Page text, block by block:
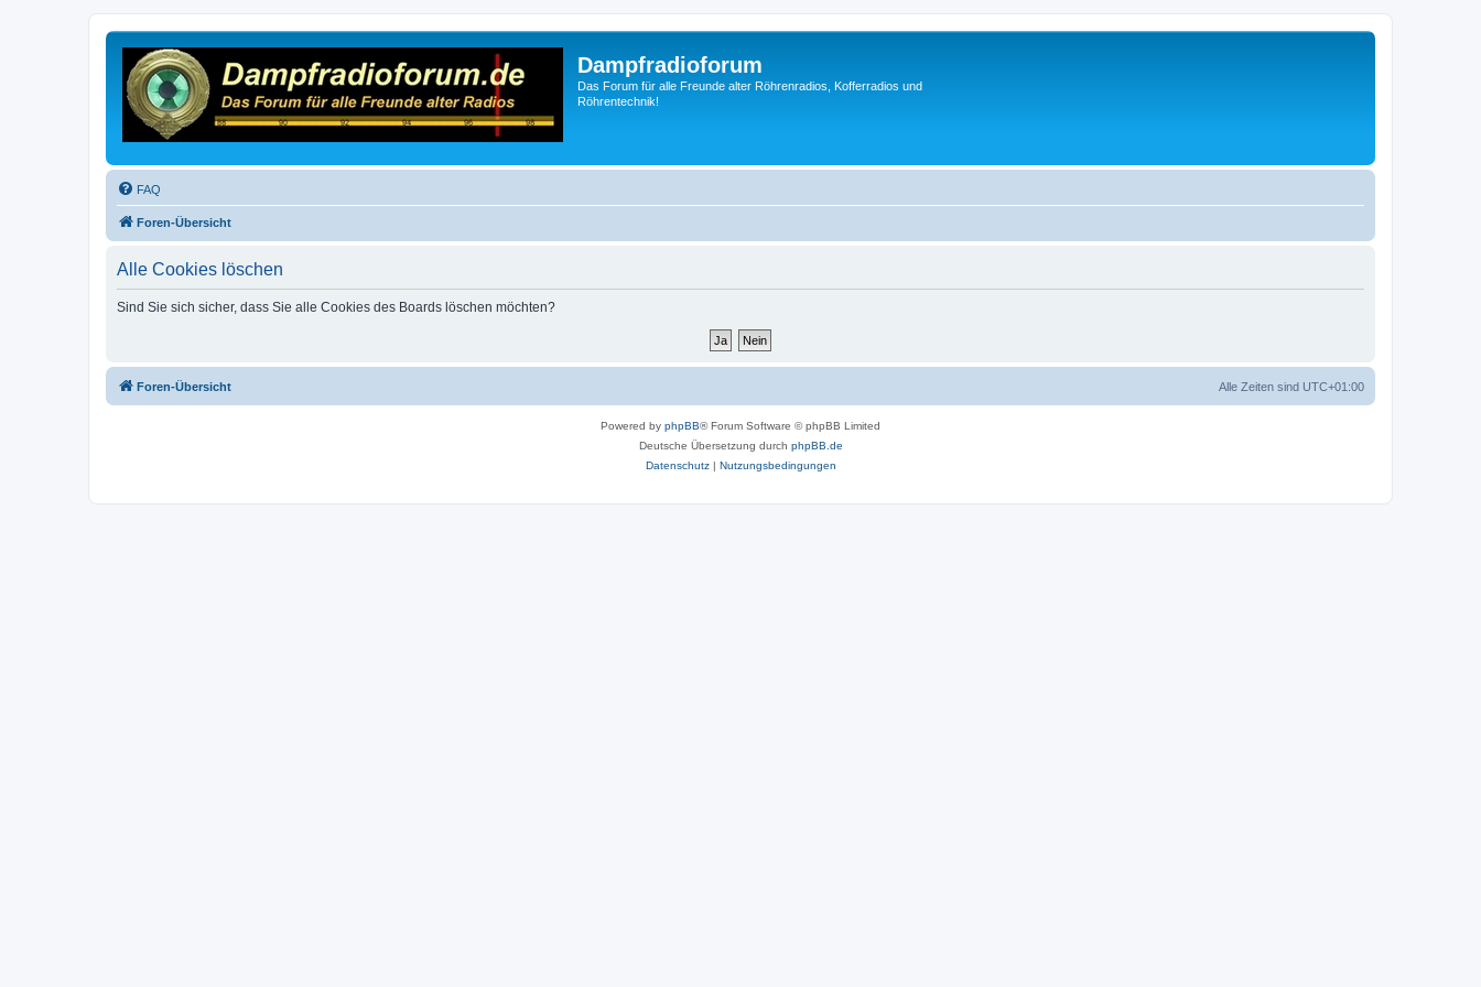
Dampfradioforum
Das Forum für alle Freunde alter Röhrenradios, Kofferradios und
Röhrentechnik!
FAQ
Foren-Übersicht
Alle Cookies löschen
Sind Sie sich sicher, dass Sie alle Cookies des Boards löschen möchten?
Foren-Übersicht Alle Zeiten sind UTC+01:00
Powered by phpBB® Forum Software © phpBB Limited
Deutsche Übersetzung durch phpBB.de
Datenschutz| Nutzungsbedingungen